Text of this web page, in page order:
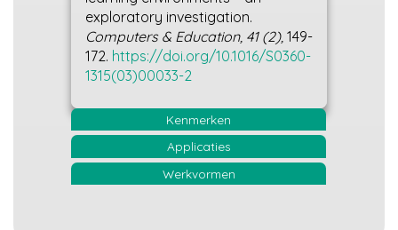
exploratory investigation.
Computers & Education, 41 (2), 149-
172. https://doi.org/10.1016/S0360-
1315(03)00033-2
Kenmerken
Applicaties
Werkvormen